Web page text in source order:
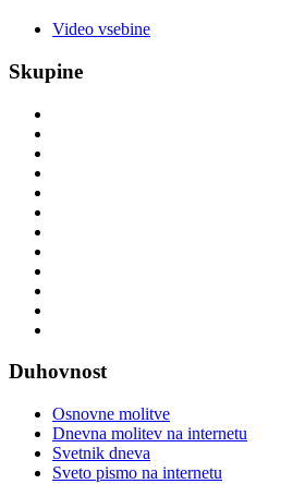
Video vsebine
Skupine
Duhovnost
Osnovne molitve
Dnevna molitev na internetu
Svetnik dneva
Sveto pismo na internetu